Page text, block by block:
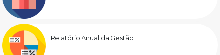
Relatório Anual da Gestão